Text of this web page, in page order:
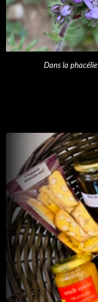
Dans la phacélie